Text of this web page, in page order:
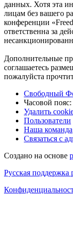
данных. Хотя эта
лицам без вашего
конференции
ответственна за
Дополнительные
соглашаетесь
пожалуйста
Свободный
Часовой пояс:
Удалить
Пользователи
Наша команда
Связаться с
Создано на основе
Русская поддержка